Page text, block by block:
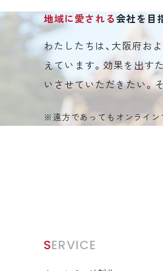
地域に愛される会社を目
わたしたちは、大阪府お
えています。効果を出す
いさせていただきたい。
※遠方であってもオンライン
SERVICE